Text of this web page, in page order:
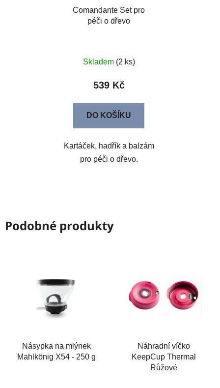
Comandante Set pro
péči o dřevo
Skladem (2 ks)
539 Kč
DO KOŠÍKU
Kartáček, hadřík a balzám
pro péči o dřevo.
Podobné produkty
Násypka na mlýnek
Mahlkönig X54 - 250 g
Náhradní víčko
KeepCup Thermal
Růžové